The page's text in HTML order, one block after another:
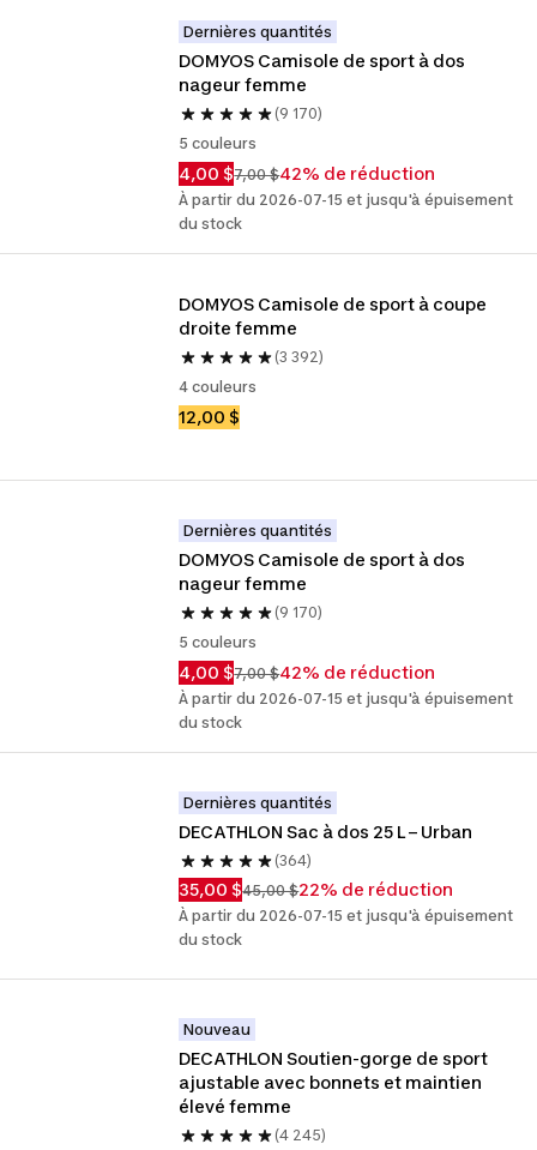
Dernières quantités
DOMYOS Camisole de sport à dos
nageur femme
(9 170)
5 couleurs
4,00 $7,00 $42% de réduction
À partir du 2026-07-15 et jusqu'à épuisement
du stock
DOMYOS Camisole de sport à coupe
droite femme
(3 392)
4 couleurs
12,00 $
Dernières quantités
DOMYOS Camisole de sport à dos
nageur femme
(9 170)
5 couleurs
4,00 $7,00 $42% de réduction
À partir du 2026-07-15 et jusqu'à épuisement
du stock
Dernières quantités
DECATHLON Sac à dos 25 L – Urban
(364)
35,00 $45,00 $22% de réduction
À partir du 2026-07-15 et jusqu'à épuisement
du stock
Nouveau
DECATHLON Soutien-gorge de sport
ajustable avec bonnets et maintien
élevé femme
(4 245)